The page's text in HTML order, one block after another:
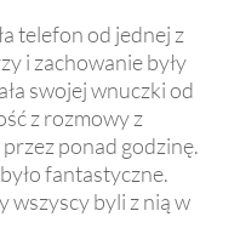
telefon od jednej z
i zachowanie były
swojej wnuczki od
z rozmowy z
ponad godzinę.
fantastyczne.
wszyscy byli z nią w